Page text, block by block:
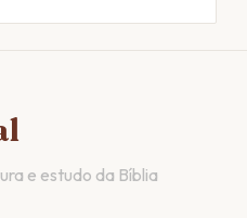
e estudo da Bíblia